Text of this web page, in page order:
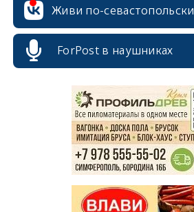
Живи по-севастопольски
ForPost в наушниках